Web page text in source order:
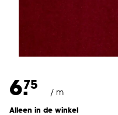
6.75
/ m
Alleen in de winkel